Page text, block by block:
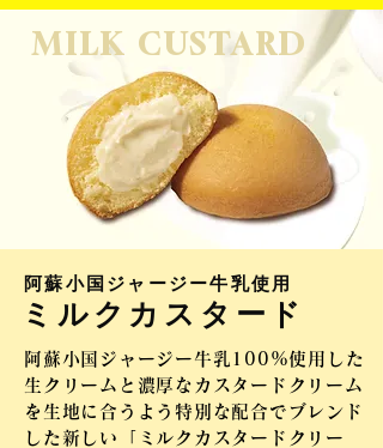
MILK CUSTARD
阿蘇小国ジャージー牛乳使用
ミルク​カスタード
阿蘇小国ジャージー牛乳100%使用した
生クリームと濃厚なカスタードクリーム
を生地に合うよう特別な配合でブレンド
した新しい「ミルクカスタード ​クリー